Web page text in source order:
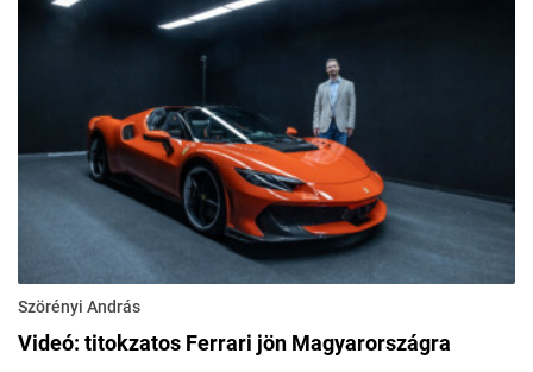
Szörényi András
Videó: titokzatos Ferrari jön Magyarországra